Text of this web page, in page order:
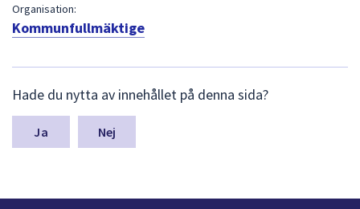
Organisation:
Kommunfullmäktige
ä
m
a
n
Hade du nytta av innehållet på denna sida?
Nej